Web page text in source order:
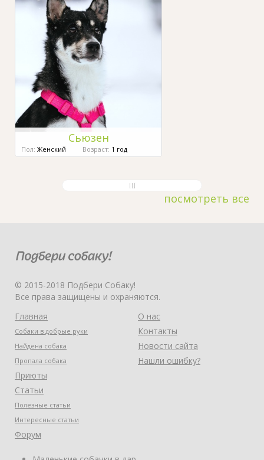
Сьюзен
Пол: Женский Возраст: 1 год
посмотреть все
© 2015-2018 Подбери Собаку!
Все права защищены и охраняются.
Главная
Собаки в добрые руки
Найдена собака
Пропала собака
Приюты
Статьи
Полезные статьи
Интересные статьи
Форум
О нас
Контакты
Новости сайта
Нашли ошибку?